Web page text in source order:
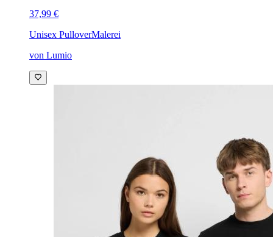
37,99 €
Unisex PulloverMalerei
von Lumio